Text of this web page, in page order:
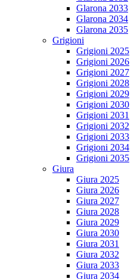
Glarona 2033
Glarona 2034
Glarona 2035
Grigioni
Grigioni 2025
Grigioni 2026
Grigioni 2027
Grigioni 2028
Grigioni 2029
Grigioni 2030
Grigioni 2031
Grigioni 2032
Grigioni 2033
Grigioni 2034
Grigioni 2035
Giura
Giura 2025
Giura 2026
Giura 2027
Giura 2028
Giura 2029
Giura 2030
Giura 2031
Giura 2032
Giura 2033
Giura 2034